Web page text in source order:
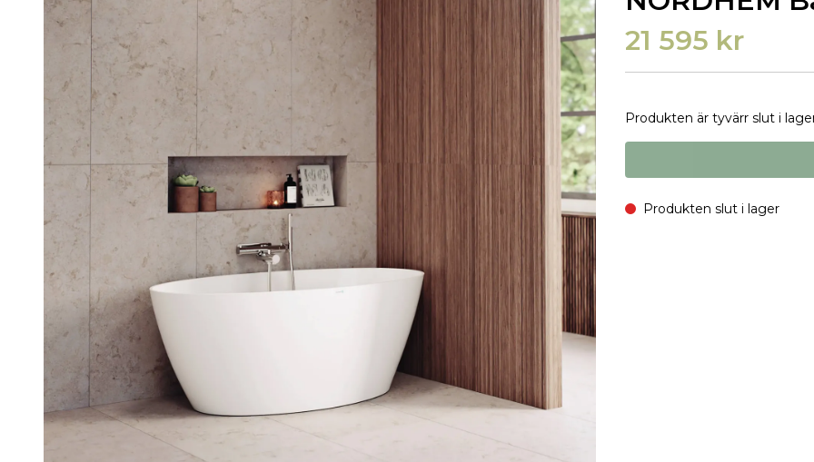
21 595 kr
Produkten är tyvärr slut i
Produkten slut i lager